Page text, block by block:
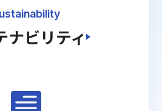
ナビリティ